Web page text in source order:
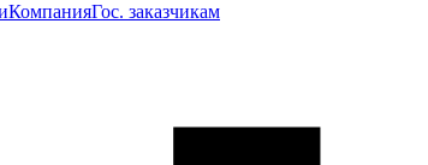
КомпанияГос. заказчикам